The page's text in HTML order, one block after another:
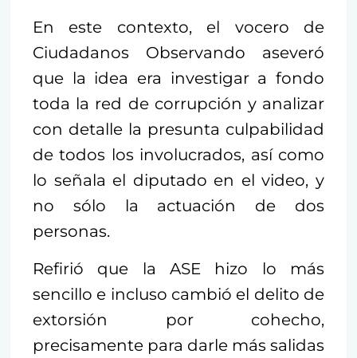
En este contexto, el vocero de
Ciudadanos Observando aseveró
que la idea era investigar a fondo
toda la red de corrupción y analizar
con detalle la presunta culpabilidad
de todos los involucrados, así como
lo señala el diputado en el video, y
no sólo la actuación de dos
personas.
Refirió que la ASE hizo lo más
sencillo e incluso cambió el delito de
extorsión por cohecho,
precisamente para darle más salidas